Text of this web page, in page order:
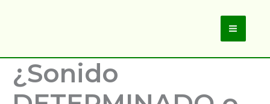
Main
¿Sonido